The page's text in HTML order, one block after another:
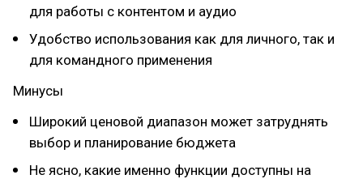
для работы с контентом и аудио
Удобство использования как для личного, так и
для командного применения
Минусы
Широкий ценовой диапазон может затруднять
выбор и планирование бюджета
Не ясно, какие именно функции доступны на